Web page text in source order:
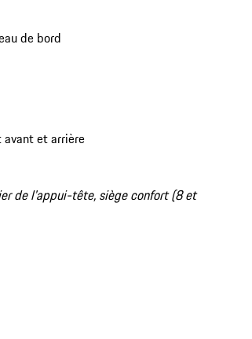
de bord
avant et arrière
de l'appui-tête, siège confort (8 et